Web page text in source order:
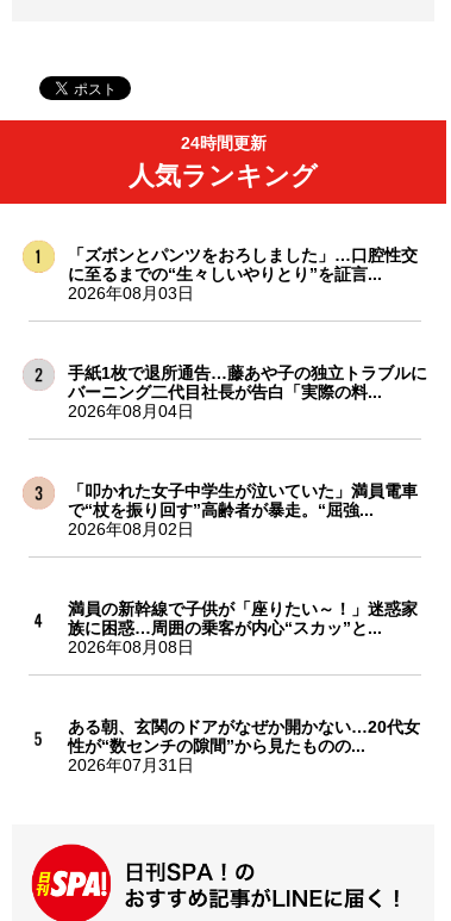
24時間更新
人気ランキング
「ズボンとパンツをおろしました」…口腔性交
に至るまでの“生々しいやりとり”を証言...
2026年08月03日
手紙1枚で退所通告…藤あや子の独立トラブルに
バーニング二代目社長が告白「実際の料...
2026年08月04日
「叩かれた女子中学生が泣いていた」満員電車
で“杖を振り回す”高齢者が暴走。“屈強...
2026年08月02日
満員の新幹線で子供が「座りたい～！」迷惑家
族に困惑…周囲の乗客が内心“スカッ”と...
2026年08月08日
ある朝、玄関のドアがなぜか開かない…20代女
性が“数センチの隙間”から見たものの...
2026年07月31日